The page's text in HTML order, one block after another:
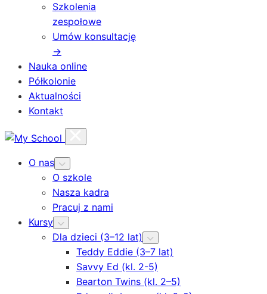
Szkolenia
zespołowe
Umów konsultację
→
Nauka online
Półkolonie
Aktualności
Kontakt
O nas
O szkole
Nasza kadra
Pracuj z nami
Kursy
Dla dzieci (3–12 lat)
Teddy Eddie (3–7 lat)
Savvy Ed (kl. 2-5)
Bearton Twins (kl. 2–5)